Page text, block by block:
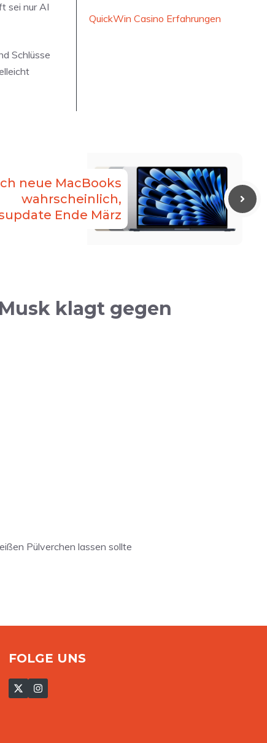
sei nur AI
Schlüsse
QuickWin Casino Erfahrungen
neue MacBooks
wahrscheinlich,
Ende März
klagt gegen
Pülverchen lassen sollte
FOLGE UNS